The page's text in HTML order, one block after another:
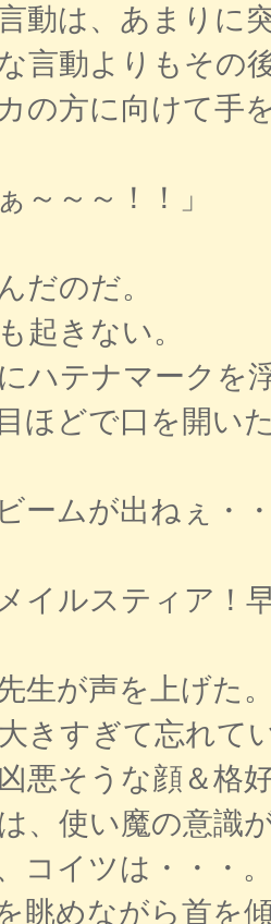
動は、あまりに
言動よりもその
の方に向けて手
～～～！！」
だのだ。
起きない。
ハテナマークを
ほどで口を開い
ームが出ねぇ・
イルスティア！
生が声を上げた
きすぎて忘れて
悪そうな顔＆格
、使い魔の意識
コイツは・・・
眺めながら首を